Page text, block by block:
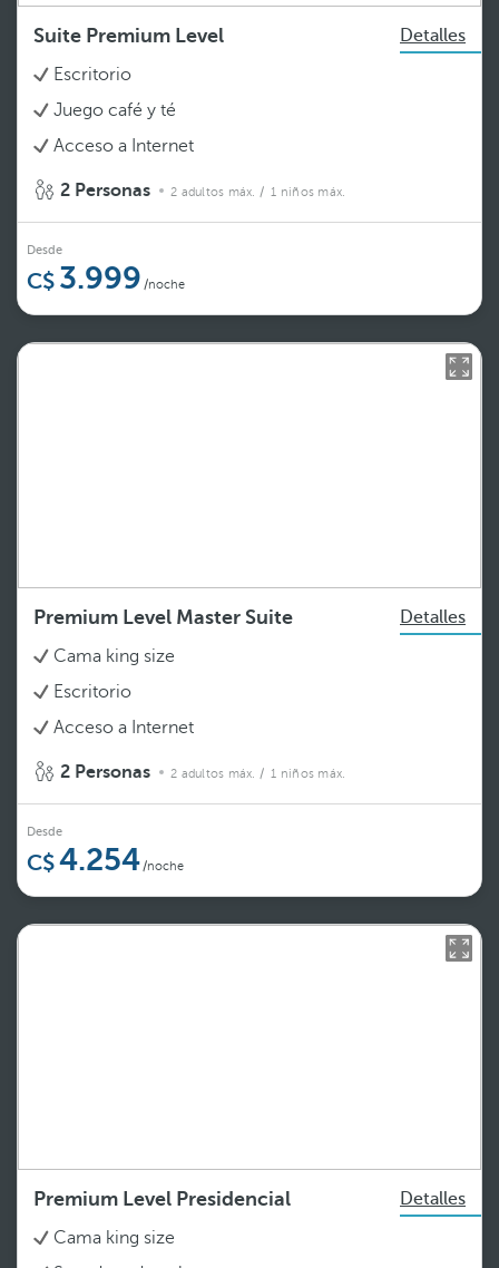
Suite Premium Level
Detalles
Escritorio
Juego café y té
Acceso a Internet
2 Personas 2 adultos máx. / 1 niños máx.
Desde
3.999 /noche
Premium Level Master Suite
Detalles
Cama king size
Escritorio
Acceso a Internet
2 Personas 2 adultos máx. / 1 niños máx.
Desde
4.254/noche
Premium Level Presidencial
Detalles
Cama king size